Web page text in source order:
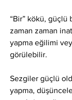
“Bir” kökü,
zaman zaman
yapma eğilimi
görülebilir.
Sezgiler güçlü
yapma,